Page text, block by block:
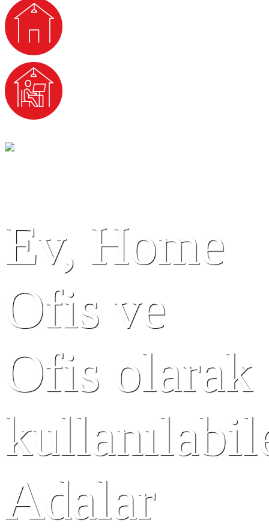
Ev, Home
Ofis ve
Ofis olarak
Adalar